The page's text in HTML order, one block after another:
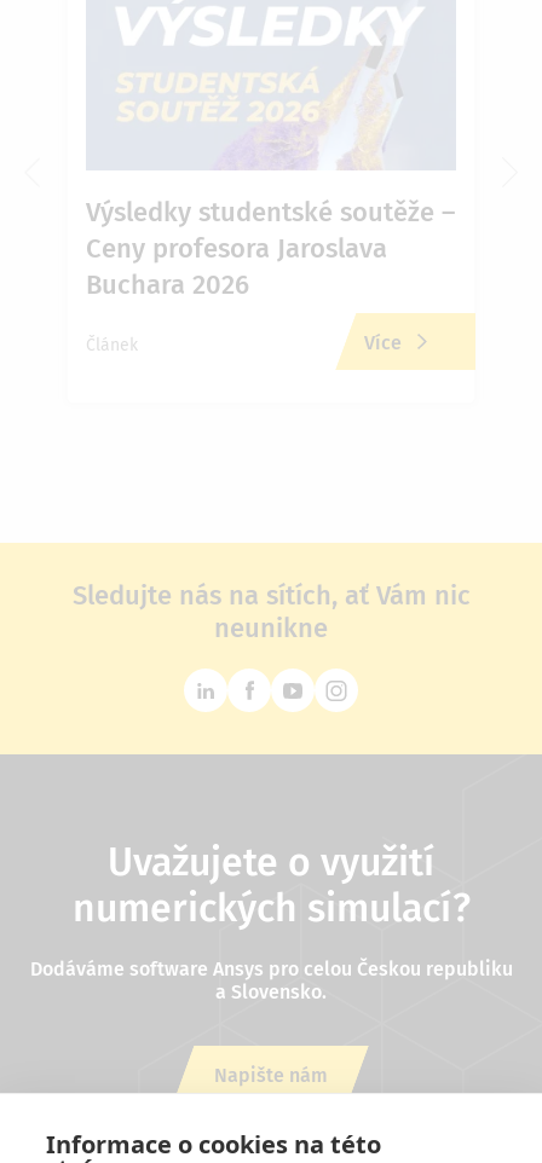
Informace o cookies na této
Výsledky studentské soutěže –
Ceny profesora Jaroslava
Buchara 2026
Článek Více
Sledujte nás na sítích, ať Vám nic
neunikne
Uvažujete o využití
numerických simulací?
Dodáváme software Ansys pro celou Českou republiku
a Slovensko.
Napište nám
nebo zavolejte +420 543 254 554